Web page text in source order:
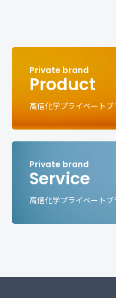
Product
高信化学プライベート
Service
高信化学プライベート